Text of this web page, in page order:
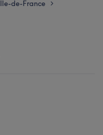
Île-de-France >